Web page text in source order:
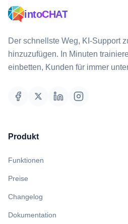
intoCHAT
Der schnellste Weg, KI-Support
hinzuzufügen. In Minuten
einbetten, Kunden für immer
Produkt
Funktionen
Preise
Changelog
Dokumentation